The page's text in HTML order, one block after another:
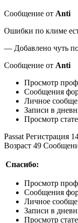
Сообщение от Anti
Ошибки по климе
— Добавлено чуть
Сообщение от Anti
Просмотр
Сообщения
Личное
Записи в
Просмотр
Passat Регистрация
Возраст 49
Спасибо:
Просмотр
Сообщения
Личное
Записи в
Просмотр